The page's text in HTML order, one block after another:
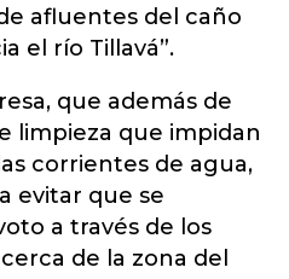
afluentes del caño
el río Tillavá”.
que además de
limpieza que impidan
corrientes de agua,
evitar que se
a través de los
de la zona del